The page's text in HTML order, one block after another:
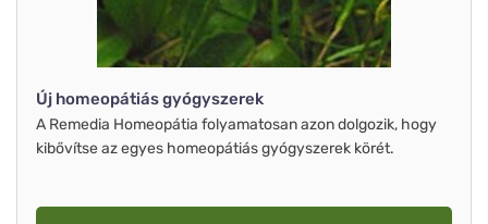
Új homeopátiás gyógyszerek
A Remedia Homeopátia folyamatosan azon dolgozik, hogy
kibővítse az egyes homeopátiás gyógyszerek körét.